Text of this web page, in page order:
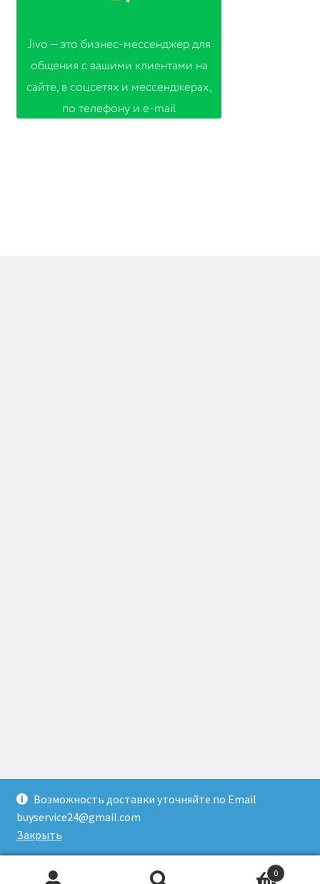
Возможность доставки уточняйте по Email
buyservice24@gmail.com
Закрыть
© Доставка товаров из Гонконга 2026
Создано с помощью WooCommerce
0